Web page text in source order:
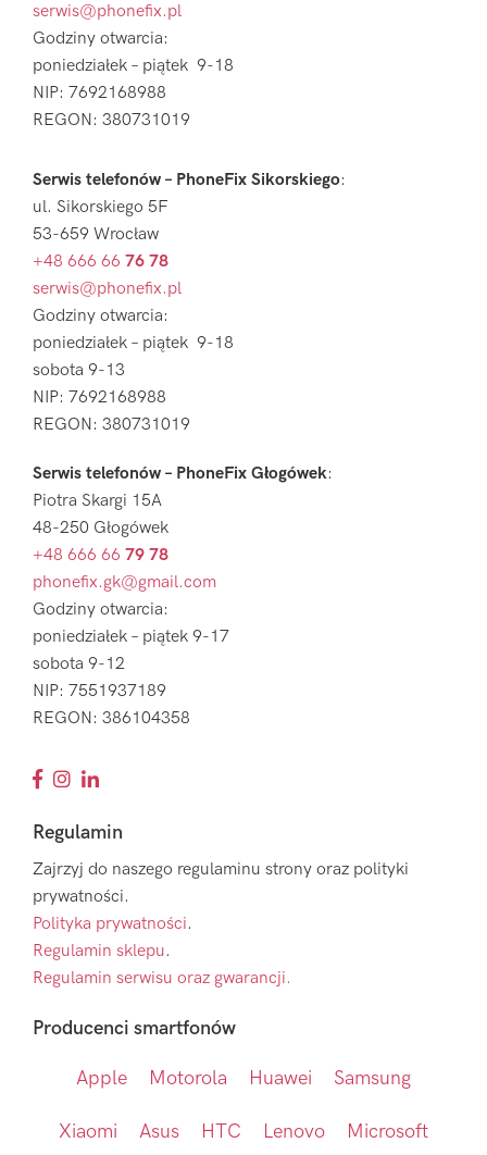
serwis@phonefix.pl
Godziny otwarcia:
poniedziałek – piątek 9-18
NIP: 7692168988
REGON: 380731019
Serwis telefonów – PhoneFix Sikorskiego:
ul. Sikorskiego 5F
53-659 Wrocław
+48 666 66 76 78
serwis@phonefix.pl
Godziny otwarcia:
poniedziałek – piątek 9-18
sobota 9-13
NIP: 7692168988
REGON: 380731019
Serwis telefonów – PhoneFix Głogówek:
Piotra Skargi 15A
48-250 Głogówek
+48 666 66 79 78
phonefix.gk@gmail.com
Godziny otwarcia:
poniedziałek – piątek 9-17
sobota 9-12
NIP: 7551937189
REGON: 386104358
Regulamin
Zajrzyj do naszego regulaminu strony oraz polityki
prywatności.
Polityka prywatności.
Regulamin sklepu.
Regulamin serwisu oraz gwarancji.
Producenci smartfonów
Apple Motorola Huawei Samsung
Xiaomi Asus HTC Lenovo Microsoft